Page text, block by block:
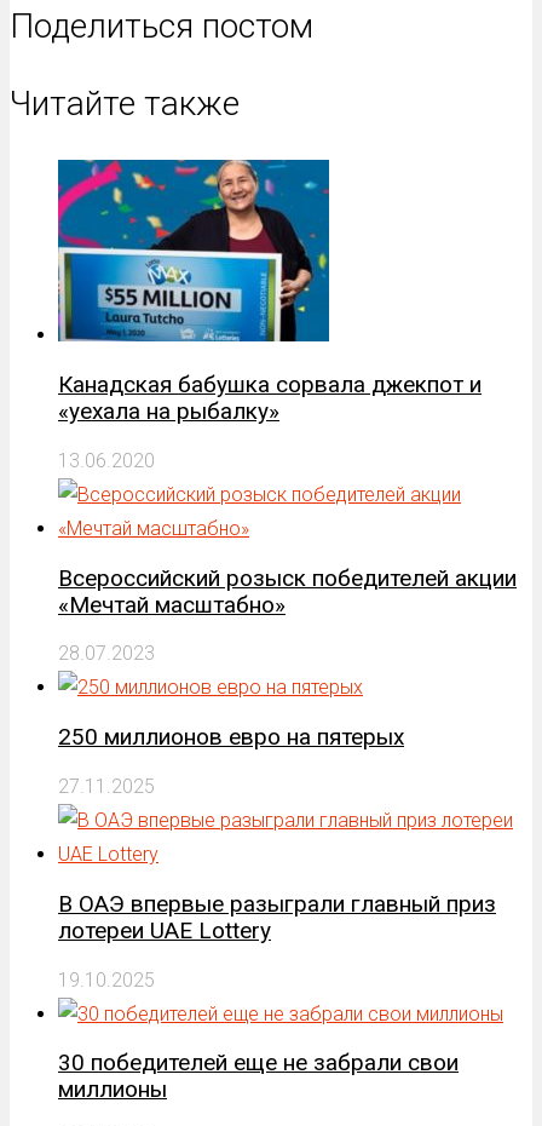
Поделиться постом
Читайте также
Канадская бабушка сорвала джекпот и
«уехала на рыбалку»
13.06.2020
Всероссийский розыск победителей акции
«Мечтай масштабно»
28.07.2023
250 миллионов евро на пятерых
27.11.2025
В ОАЭ впервые разыграли главный приз
лотереи UAE Lottery
19.10.2025
30 победителей еще не забрали свои
миллионы